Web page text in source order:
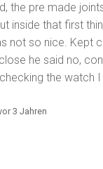
the pre made
inside that first
not so nice. Kept
he said no,
the watch
3 Jahren